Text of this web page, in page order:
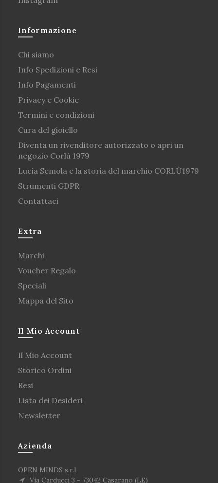
Informazione
Chi siamo
Info Spedizioni e Resi
Info Pagamenti
Privacy e Cookie
Termini e condizioni
Cura del gioiello
Diventa un rivenditore autorizzato o apri un
negozio Corlù 1979
Lucia Semola e la storia del marchio CORLÙ1979
Strumenti GDPR
Contattaci
Extra
Marchi
Voucher Regalo
Speciali
Mappa del Sito
Il Mio Account
Il Mio Account
Storico Ordini
Resi
Lista dei Desideri
Newsletter
Azienda
OPEN MINDS s.r.l
Via Carducci 3 - 73042 Casarano (LE)